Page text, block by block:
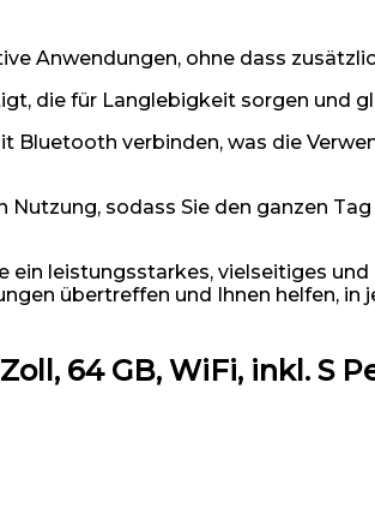
Anwendungen, ohne dass
die für Langlebigkeit sorgen und
Bluetooth verbinden, was die
sodass Sie den ganzen
ein leistungsstarkes, vielseitiges
übertreffen und Ihnen helfen,
64 GB, WiFi, inkl. S